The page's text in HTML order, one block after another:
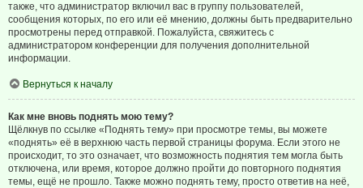
также, что администратор включил вас в группу пользователей,
сообщения которых, по его или её мнению, должны быть предварительно
просмотрены перед отправкой. Пожалуйста, свяжитесь с
администратором конференции для получения дополнительной
информации.
Вернуться к началу
Как мне вновь поднять мою тему?
Щёлкнув по ссылке «Поднять тему» при просмотре темы, вы можете
«поднять» её в верхнюю часть первой страницы форума. Если этого не
происходит, то это означает, что возможность поднятия тем могла быть
отключена, или время, которое должно пройти до повторного поднятия
темы, ещё не прошло. Также можно поднять тему, просто ответив на неё,